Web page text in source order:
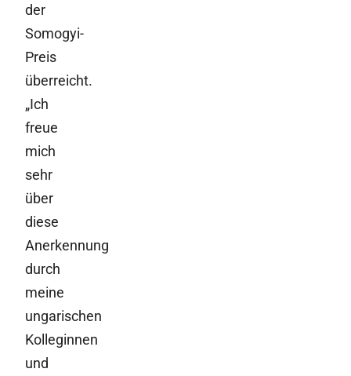
der
Somogyi-
Preis
überreicht.
„Ich
freue
mich
sehr
über
diese
Anerkennung
durch
meine
ungarischen
Kolleginnen
und